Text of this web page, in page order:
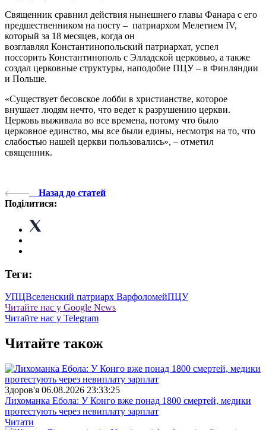
Священник сравнил действия нынешнего главы Фанара с его
предшественником на посту – патриархом Мелетием IV,
который за 18 месяцев, когда он
возглавлял Константинопольский патриархат, успел
поссорить Константинополь с Элладской церковью, а также
создал церковные структуры, наподобие ПЦУ – в Финляндии
и Польше.
«Существует бесовское лобби в христианстве, которое
внушает людям нечто, что ведет к разрушению церкви.
Церковь выживала во все времена, потому что было
церковное единство, мы все были едины, несмотря на то, что
слабостью нашей церкви пользовались», – отметил
священник.
Назад до статей
Поділитися:
Теги:
УПЦВселенский патриарх ВарфоломейПЦУ
Читайте нас у Google News
Читайте нас у Telegram
Читайте також
Здоров'я 06.08.2026 23:33:25
Лихоманка Ебола: У Конго вже понад 1800 смертей, медики
протестують через невиплату зарплат
Читати